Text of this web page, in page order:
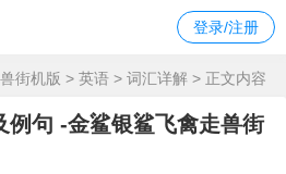
登录/注册
街机版 > 英语 > 词汇详解 > 正文内容
句 -金鲨银鲨飞禽走兽街